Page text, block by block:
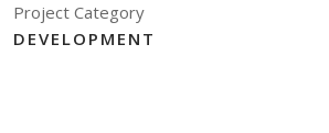
Project Category
DEVELOPMENT